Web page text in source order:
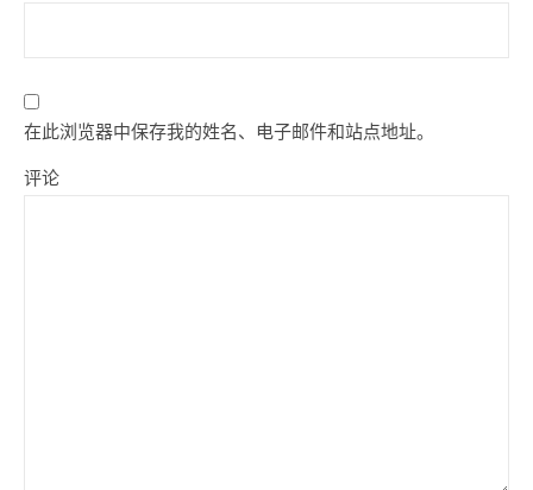
在此浏览器中保存我的姓名、电子邮件和站点地址。
评论